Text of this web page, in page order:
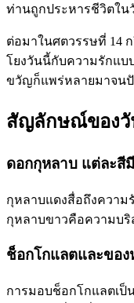
ท่านถูกประหารชีวิตใน
ต่อมาในศตวรรษที่ 14 ก
โยงวันนี้กับความรักแบ
ขวัญก็แพร่หลายมาจน
สัญลักษณ์ของวั
ดอกกุหลาบ แต่ละสี
กุหลาบแดงสื่อถึงควา
กุหลาบขาวคือความบ
ช็อกโกแลตและขอ
การมอบช็อกโกแลตเป็